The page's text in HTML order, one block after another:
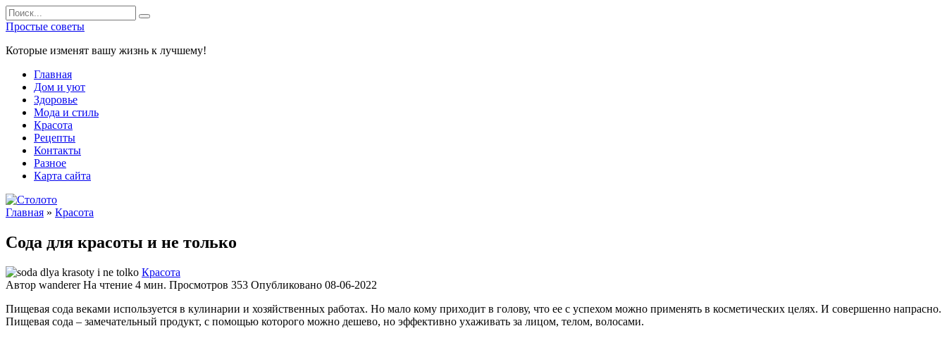
Перейти
к
содержанию
Search
for:
Простые советы
Которые изменят вашу жизнь к лучшему!
Главная
Дом и уют
Здоровье
Мода и стиль
Красота
Рецепты
Контакты
Разное
Карта сайта
Главная » Красота
Сода для красоты и не только
Красота
Автор wanderer На чтение 4 мин. Просмотров 353 Опубликовано 08-06-2022
Пищевая сода веками используется в кулинарии и хозяйственных работах. Но мало кому приходит в голову, что ее с успехом можно применять в косметических целях. И совершенно напрасно.
Пищевая сода – замечательный продукт, с помощью которого можно дешево, но эффективно ухаживать за лицом, телом, волосами.